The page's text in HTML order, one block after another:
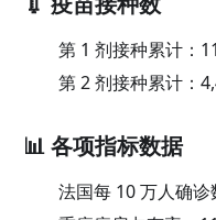
第 1 剂接种累计：
第 2 剂接种累计：
📊 各项指标数据
法国每 10 万人确诊